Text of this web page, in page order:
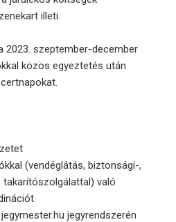
illeti.
2023. szeptember-december
közös egyeztetés után
(vendéglátás, biztonsági-,
takarítószolgálattal) való
jegyrendszerén